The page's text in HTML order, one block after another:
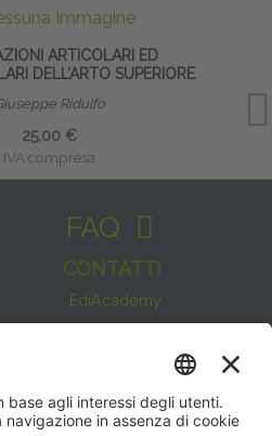
ARTICOLARI ED
DELL’ARTO SUPERIORE
Ridulfo
25,00 €
IVA compresa
FAQ
CONTATTI
EdiAcademy
21 - 20134, Milano
Fiscale: 07936030159
utilizza i cookies per